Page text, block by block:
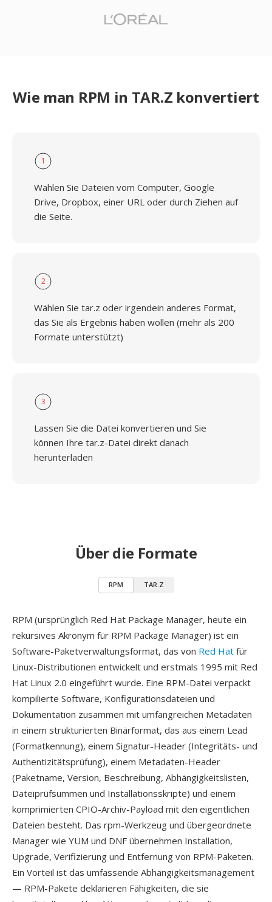
Wie man RPM in TAR.Z konvertiert
1
Wählen Sie Dateien vom Computer, Google
Drive, Dropbox, einer URL oder durch Ziehen auf
die Seite.
2
Wählen Sie tar.z oder irgendein anderes Format,
das Sie als Ergebnis haben wollen (mehr als 200
Formate unterstützt)
3
Lassen Sie die Datei konvertieren und Sie
können Ihre tar.z-Datei direkt danach
herunterladen
Über die Formate
RPM TAR.Z
RPM (ursprünglich Red Hat Package Manager, heute ein
rekursives Akronym für RPM Package Manager) ist ein
Software-Paketverwaltungsformat, das von Red Hat für
Linux-Distributionen entwickelt und erstmals 1995 mit Red
Hat Linux 2.0 eingeführt wurde. Eine RPM-Datei verpackt
kompilierte Software, Konfigurationsdateien und
Dokumentation zusammen mit umfangreichen Metadaten
in einem strukturierten Binärformat, das aus einem Lead
(Formatkennung), einem Signatur-Header (Integritäts- und
Authentizitätsprüfung), einem Metadaten-Header
(Paketname, Version, Beschreibung, Abhängigkeitslisten,
Dateiprüfsummen und Installationsskripte) und einem
komprimierten CPIO-Archiv-Payload mit den eigentlichen
Dateien besteht. Das rpm-Werkzeug und übergeordnete
Manager wie YUM und DNF übernehmen Installation,
Upgrade, Verifizierung und Entfernung von RPM-Paketen.
Ein Vorteil ist das umfassende Abhängigkeitsmanagement
— RPM-Pakete deklarieren Fähigkeiten, die sie